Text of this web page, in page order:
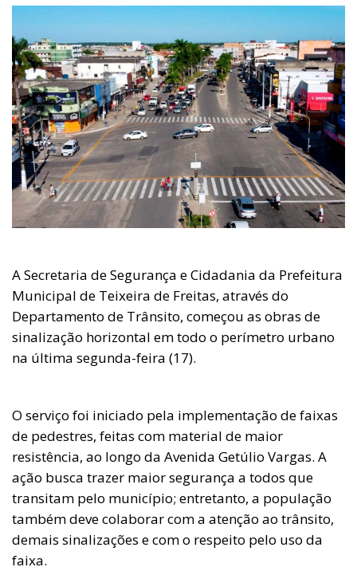
A Secretaria de Segurança e Cidadania da Prefeitura
Municipal de Teixeira de Freitas, através do
Departamento de Trânsito, começou as obras de
sinalização horizontal em todo o perímetro urbano
na última segunda-feira (17).
O serviço foi iniciado pela implementação de faixas
de pedestres, feitas com material de maior
resistência, ao longo da Avenida Getúlio Vargas. A
ação busca trazer maior segurança a todos que
transitam pelo município; entretanto, a população
também deve colaborar com a atenção ao trânsito,
demais sinalizações e com o respeito pelo uso da
faixa.